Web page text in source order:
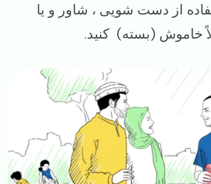
از دست شویی ، شاور و یا
خاموش (بسته) کنید.